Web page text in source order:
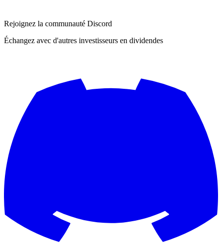
Rejoignez la communauté Discord
Échangez avec d'autres investisseurs en dividendes